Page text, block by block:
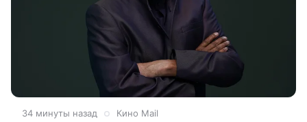
34 минуты назад Кино Mail